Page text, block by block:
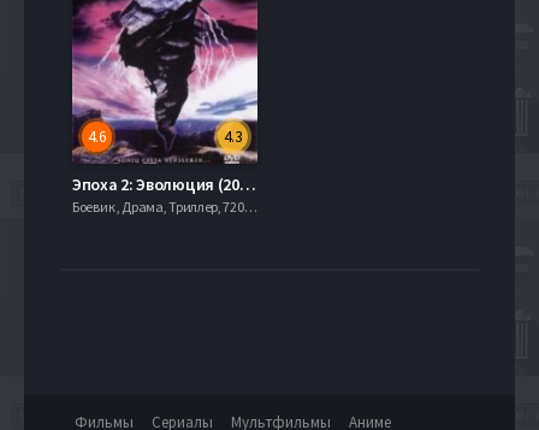
4.3
4.6
Эпоха 2: Эволюция (2003)
Боевик , Драма, Триллер, 720hd, mobilen,
Фильмы Сериалы Мультфильмы Аниме